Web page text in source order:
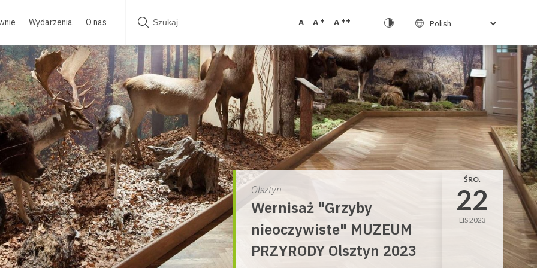
Wydarzenia O nas A A + A ++
Olsztyn
Wernisaż "Grzyby
nieoczywiste" MUZEUM
PRZYRODY Olsztyn 2023
ŚRO.
22
LIS 2023